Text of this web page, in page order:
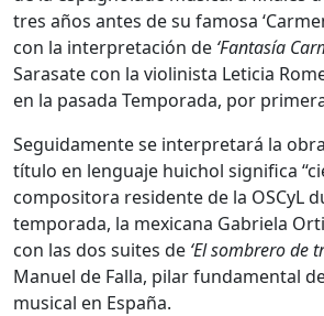
tres años antes de su famosa
con la interpretación de ‘Fantasía
Sarasate con la violinista Leticia
en la pasada Temporada, por
Seguidamente se interpretará la obra
título en lenguaje huichol significa
compositora residente de la OSCyL
temporada, la mexicana Gabriela
con las dos suites de ‘El sombrero de
Manuel de Falla, pilar fundamental
musical en España.